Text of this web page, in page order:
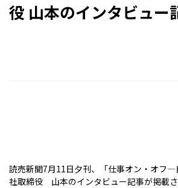
役 山本のインタビュー
読売新聞7月11日夕刊、「仕事オン・オフ
社取締役 山本のインタビュー記事が掲載さ